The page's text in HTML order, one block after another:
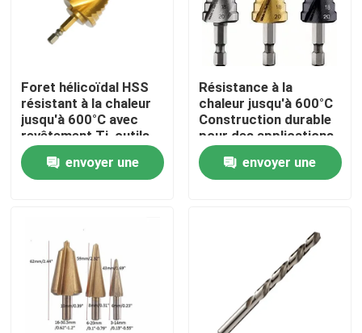
Maison
Au sujet de nous
Visite d'usine
Foret hélicoïdal HSS
résistant à la chaleur
jusqu'à 600°C avec
revêtement Ti, outils
de perçage adaptés
pour métal, bois et
plastique
envoyer une
Résistance à la
chaleur jusqu'à 600°C
Construction durable
pour des applications
industrielles de longue
durée envoyer une